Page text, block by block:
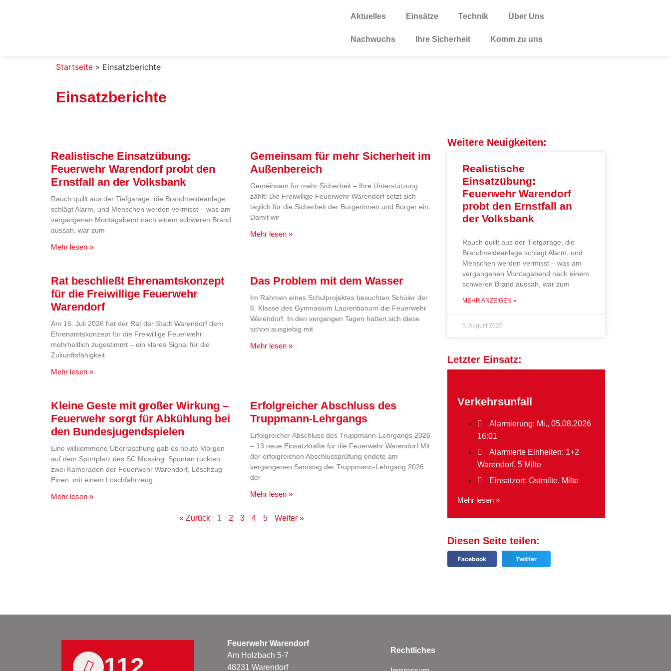
Aktuelles Einsätze Technik Über Uns
Nachwuchs Ihre Sicherheit Komm zu uns
Startseite » Einsatzberichte
Einsatzberichte
Realistische Einsatzübung:
Feuerwehr Warendorf probt den
Ernstfall an der Volksbank
Rauch quillt aus der Tiefgarage, die Brandmeldeanlage
schlägt Alarm, und Menschen werden vermisst – was am
vergangenen Montagabend nach einem schweren Brand
aussah, war zum
Mehr lesen »
Gemeinsam für mehr Sicherheit im
Außenbereich
Gemeinsam für mehr Sicherheit – Ihre Unterstützung
zählt! Die Freiwillige Feuerwehr Warendorf setzt sich
täglich für die Sicherheit der Bürgerinnen und Bürger ein.
Damit wir
Mehr lesen »
Rat beschließt Ehrenamtskonzept
für die Freiwillige Feuerwehr
Warendorf
Am 16. Juli 2026 hat der Rat der Stadt Warendorf dem
Ehrenamtskonzept für die Freiwillige Feuerwehr
mehrheitlich zugestimmt – ein klares Signal für die
Zukunftsfähigkeit
Mehr lesen »
Das Problem mit dem Wasser
Im Rahmen eines Schulprojektes besuchten Schüler der
6. Klasse des Gymnasium Laurentianum die Feuerwehr
Warendorf. In den vergangen Tagen hatten sich diese
schon ausgiebig mit
Mehr lesen »
Kleine Geste mit großer Wirkung –
Feuerwehr sorgt für Abkühlung bei
den Bundesjugendspielen
Eine willkommene Überraschung gab es heute Morgen
auf dem Sportplatz des SC Müssing: Spontan rückten
zwei Kameraden der Feuerwehr Warendorf, Löschzug
Einen, mit einem Löschfahrzeug
Mehr lesen »
Erfolgreicher Abschluss des
Truppmann-Lehrgangs
Erfolgreicher Abschluss des Truppmann-Lehrgangs 2026
– 13 neue Einsatzkräfte für die Feuerwehr Warendorf Mit
der erfolgreichen Abschlussprüfung endete am
vergangenen Samstag der Truppmann-Lehrgang 2026
der
Mehr lesen »
« Zurück 1 2 3 4 5 Weiter »
Weitere Neuigkeiten:
Realistische
Einsatzübung:
Feuerwehr Warendorf
probt den Ernstfall an
der Volksbank
Rauch quillt aus der Tiefgarage, die
Brandmeldeanlage schlägt Alarm, und
Menschen werden vermisst – was am
vergangenen Montagabend nach einem
schweren Brand aussah, war zum
MEHR ANZEIGEN »
5. August 2026
Letzter Einsatz:
Verkehrsunfall
Alarmierung: Mi., 05.08.2026
16:01
Alarmierte Einheiten: 1+2
Warendorf, 5 Milte
Einsatzort: Ostmilte, Milte
Mehr lesen »
Diesen Seite teilen:
Facebook Twitter
Feuerwehr Warendorf
Am Holzbach 5-7
48231 Warendorf
Rechtliches